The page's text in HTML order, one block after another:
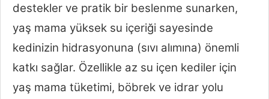
destekler ve pratik bir beslenme sunarken,
yaş mama yüksek su içeriği sayesinde
kedinizin hidrasyonuna (sıvı alımına) önemli
katkı sağlar. Özellikle az su içen kediler için
yaş mama tüketimi, böbrek ve idrar yolu